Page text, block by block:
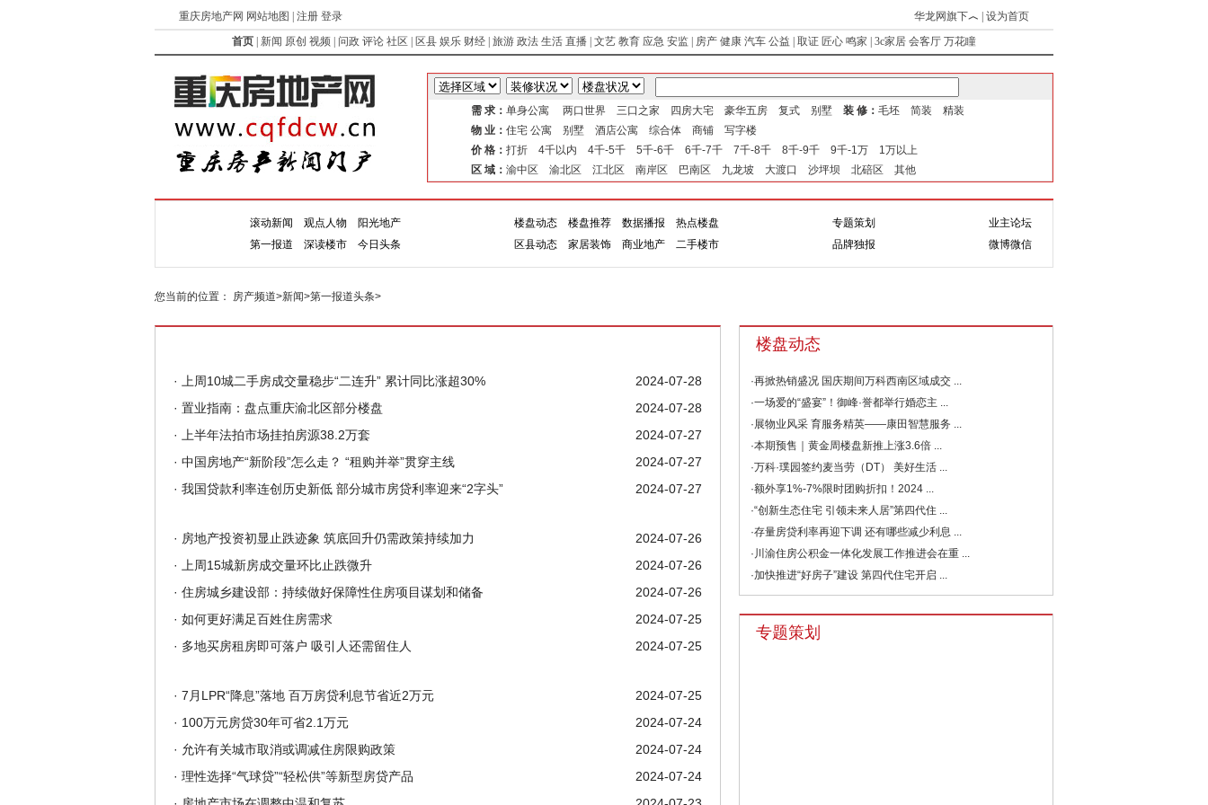
重庆房地产网 网站地图 | 注册 登录 华龙网旗下︿
设为首页
首页
新闻 原创 视频 问政 评论 社区 区县 娱乐 财经 旅游 政法 生活 直播 文艺 教育 应急 安监 房产 健康 汽车 公益 取证 匠心 鸣家 3c家居 会客厅 万花瞳
需 求： 单身公寓 两口世界 三口之家 四房大宅 豪华五房 复式 别墅 装 修： 毛坯 简装 精装
物 业： 住宅 公寓 别墅 酒店公寓 综合体 商铺 写字楼
价 格： 打折 4千以内 4千-5千 5千-6千 6千-7千 7千-8千 8千-9千 9千-1万 1万以上
区 域： 渝中区 渝北区 江北区 南岸区 巴南区 九龙坡 大渡口 沙坪坝 北碚区 其他
滚动新闻 观点人物
阳光地产
第一报道
深读楼市 今日头条
楼盘动态 楼盘推荐 数据播报
热点楼盘
区县动态
家居装饰 商业地产 二手楼市
专题策划
品牌独报
业主论坛
微博微信
您当前的位置： 房产频道>新闻>第一报道头条>
· 上周10城二手房成交量稳步“二连升” 累计同比涨超30%
2024-07-28
· 置业指南：盘点重庆渝北区部分楼盘
2024-07-28
·
上半年法拍市场挂拍房源38.2万套
2024-07-27
· 中国房地产“新阶段”怎么走？ “租购并举”贯穿主线
2024-07-27
· 我国贷款利率连创历史新低 部分城市房贷利率迎来“2字头” 2024-07-27
· 房地产投资初显止跌迹象 筑底回升仍需政策持续加力
2024-07-26
·
上周15城新房成交量环比止跌微升
2024-07-26
· 住房城乡建设部：持续做好保障性住房项目谋划和储备
2024-07-26
· 如何更好满足百姓住房需求
2024-07-25
· 多地买房租房即可落户 吸引人还需留住人 2024-07-25
· 7月LPR“降息”落地 百万房贷利息节省近2万元
2024-07-25
· 100万元房贷30年可省2.1万元
2024-07-24
· 允许有关城市取消或调减住房限购政策
2024-07-24
· 理性选择“气球贷”“轻松供”等新型房贷产品
2024-07-24
楼盘动态
·再掀热销盛况 国庆期间万科西南区域成交 ...
·一场爱的“盛宴”！御峰·誉都举行婚恋主 ...
·展物业风采 育服务精英——康田智慧服务 ...
·本期预售｜黄金周楼盘新推上涨3.6倍 ...
·万科·璞园签约麦当劳（DT） 美好生活 ...
·额外享1%-7%限时团购折扣！2024 ...
·“创新生态住宅 引领未来人居”第四代住 ...
·存量房贷利率再迎下调 还有哪些减少利息 ...
·川渝住房公积金一体化发展工作推进会在重 ...
·加快推进“好房子”建设 第四代住宅开启 ...
专题策划